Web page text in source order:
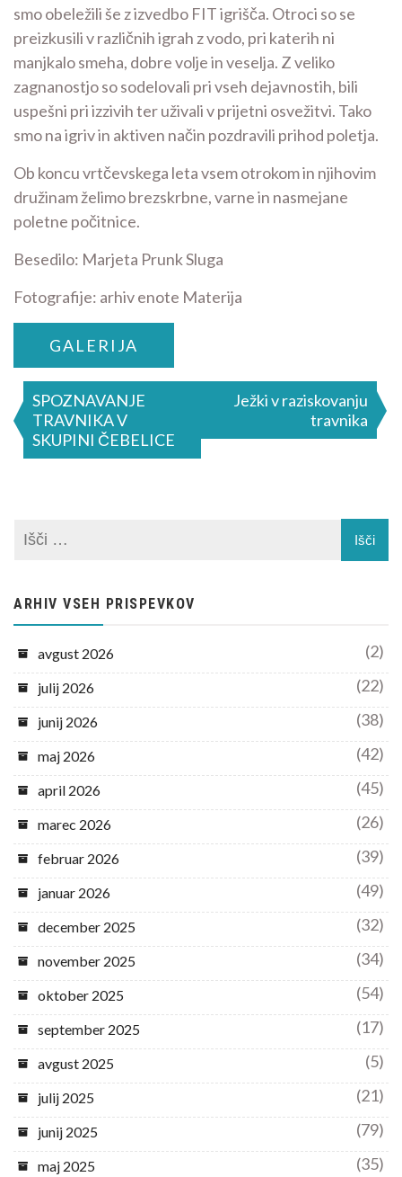
smo obeležili še z izvedbo FIT igrišča. Otroci so se
preizkusili v različnih igrah z vodo, pri katerih ni
manjkalo smeha, dobre volje in veselja. Z veliko
zagnanostjo so sodelovali pri vseh dejavnostih, bili
uspešni pri izzivih ter uživali v prijetni osvežitvi. Tako
smo na igriv in aktiven način pozdravili prihod poletja.
Ob koncu vrtčevskega leta vsem otrokom in njihovim
družinam želimo brezskrbne, varne in nasmejane
poletne počitnice.
Besedilo: Marjeta Prunk Sluga
Fotografije: arhiv enote Materija
GALERIJA
Navigacija
prispevka
SPOZNAVANJE
TRAVNIKA V
SKUPINI ČEBELICE
Ježki v raziskovanju
travnika
ARHIV VSEH PRISPEVKOV
avgust 2026 (2)
julij 2026 (22)
junij 2026 (38)
maj 2026 (42)
april 2026 (45)
marec 2026 (26)
februar 2026 (39)
januar 2026 (49)
december 2025 (32)
november 2025 (34)
oktober 2025 (54)
september 2025 (17)
avgust 2025 (5)
julij 2025 (21)
junij 2025 (79)
maj 2025 (35)